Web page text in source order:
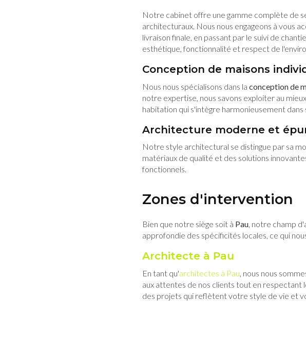
Notre cabinet offre une gamme complète de
architecturaux. Nous nous engageons à vous
livraison finale, en passant par le suivi de
esthétique, fonctionnalité et respect de
Conception de maisons
Nous nous spécialisons dans la conception de
notre expertise, nous savons exploiter au
habitation qui s'intègre harmonieusement dans
Architecture moderne et
Notre style architectural se distingue par sa
matériaux de qualité et des solutions
fonctionnels.
Zones d'intervention
Bien que notre siège soit à Pau, notre champ
approfondie des spécificités locales, ce qui
Architecte à Pau
En tant qu'architectes à Pau , nous nous
aux attentes de nos clients tout en
des projets qui reflètent votre style de vie et